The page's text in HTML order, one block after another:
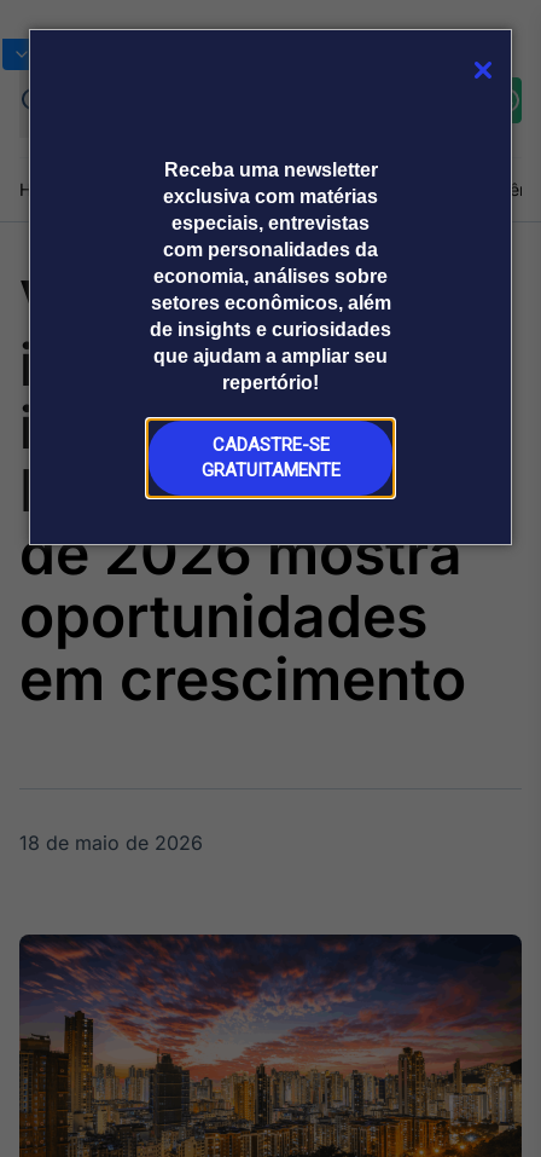
Receba uma newsletter
exclusiva com matérias
especiais, entrevistas
com personalidades da
economia, análises sobre
setores econômicos, além
de insights e curiosidades
que ajudam a ampliar seu
repertório!
CADASTRE-SE
GRATUITAMENTE
Home Produtos e soluçõesNotíciasBlogWeekend
Plataformas
Broadcast+
O mercado
financeiro em
tempo real
Broadcast
Agro
Tudo sobre o
agronegócio
Energia
O setor de
energia elétrica
no Brasil
Broadcast
White Label
Plataforma para
Sobre nós Releases Broadcast
Prêmio Broadcast
Analistas
Prêmio Broadcast
Empresas
Agências de
comunicação
Releases
Vale a pena
investir em
imóveis em São
Paulo? Cenário
de 2026 mostra
oportunidades
em crescimento
18 de maio de 2026